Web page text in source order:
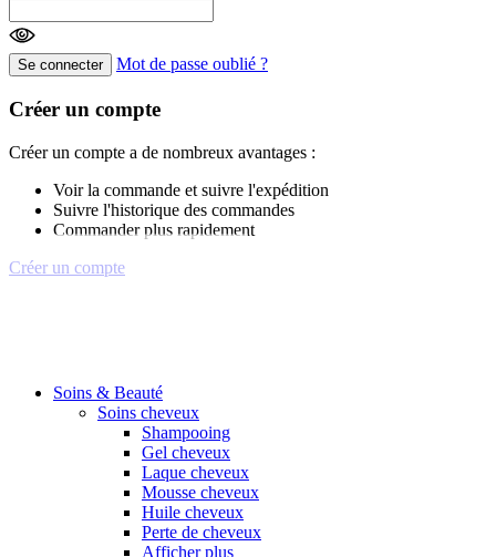
Se connecter Mot de passe oublié ?
Créer un compte
Créer un compte a de nombreux avantages :
Voir la commande et suivre l'expédition
Suivre l'historique des commandes
Commander plus rapidement
Créer un compte
Soins & Beauté
Soins cheveux
Shampooing
Gel cheveux
Laque cheveux
Mousse cheveux
Huile cheveux
Perte de cheveux
Afficher plus